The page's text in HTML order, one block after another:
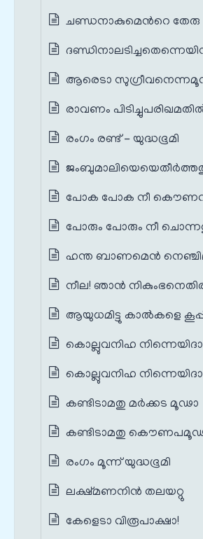
ചണ്ഡനാകുമെന്‍റെ തേരു
ആരെടാ
രാവണം
രംഗം രണ്ട് - യുദ്ധഭൂമി
പോക പോക നീ
പോരും പോരും നീ
ഹന്ത ബാണമെൻ
നീല! ഞാന്‍
ആയുധമിട്ടു കാല്‍കളെ
കൊല്ലുവനിഹ
കൊല്ലുവനിഹ
കണ്ടിടാമതു മര്‍ക്കട മൂഢാ
കണ്ടിടാമതു
രംഗം മൂന്ന് യുദ്ധഭൂമി
ലക്ഷ്മണനിന്‍ തലയറ്റു
കേളെടാ വിരൂപാക്ഷാ!